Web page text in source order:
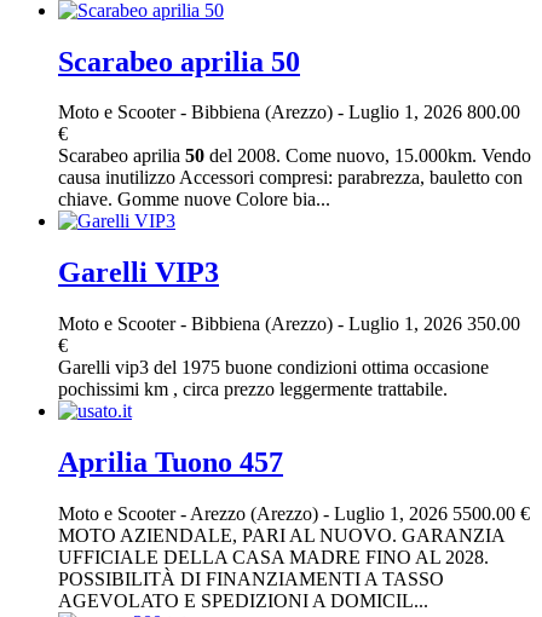
Scarabeo aprilia 50
Moto e Scooter- Bibbiena (Arezzo) - Luglio 1, 2026 800.00
€
Scarabeo aprilia 50 del 2008. Come nuovo, 15.000km. Vendo
causa inutilizzo Accessori compresi: parabrezza, bauletto con
chiave. Gomme nuove Colore bia...
Garelli VIP3
Moto e Scooter- Bibbiena (Arezzo) - Luglio 1, 2026 350.00
€
Garelli vip3 del 1975 buone condizioni ottima occasione
pochissimi km , circa prezzo leggermente trattabile.
Aprilia Tuono 457
Moto e Scooter- Arezzo (Arezzo) - Luglio 1, 2026 5500.00 €
MOTO AZIENDALE, PARI AL NUOVO. GARANZIA
UFFICIALE DELLA CASA MADRE FINO AL 2028.
POSSIBILITÀ DI FINANZIAMENTI A TASSO
AGEVOLATO E SPEDIZIONI A DOMICIL...